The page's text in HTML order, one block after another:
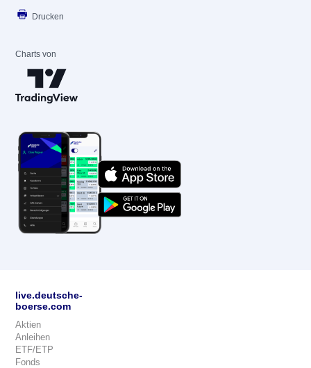
Drucken
Charts von
live.deutsche-
boerse.com
Aktien
Anleihen
ETF/ETP
Fonds